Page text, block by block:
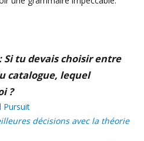
tu devais choisir entre
catalogue, lequel
?
Pursuit
décisions avec la théorie